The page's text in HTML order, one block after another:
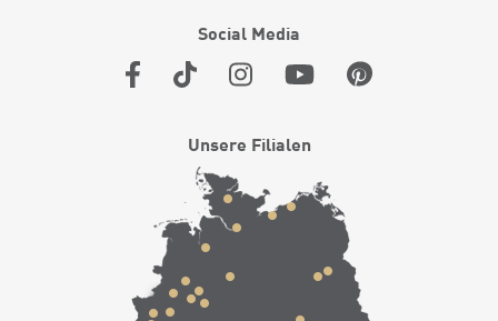
Social Media
Unsere Filialen